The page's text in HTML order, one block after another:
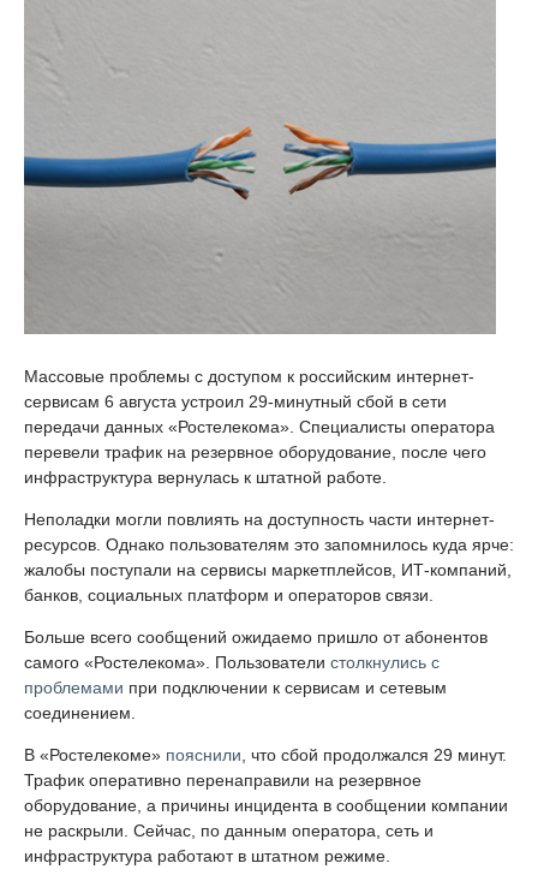
Массовые проблемы с доступом к российским интернет-
сервисам 6 августа устроил 29-минутный сбой в сети
передачи данных «Ростелекома». Специалисты оператора
перевели трафик на резервное оборудование, после чего
инфраструктура вернулась к штатной работе.
Неполадки могли повлиять на доступность части интернет-
ресурсов. Однако пользователям это запомнилось куда ярче:
жалобы поступали на сервисы маркетплейсов, ИТ-компаний,
банков, социальных платформ и операторов связи.
Больше всего сообщений ожидаемо пришло от абонентов
самого «Ростелекома». Пользователи столкнулись с
проблемами при подключении к сервисам и сетевым
соединением.
В «Ростелекоме» пояснили, что сбой продолжался 29 минут.
Трафик оперативно перенаправили на резервное
оборудование, а причины инцидента в сообщении компании
не раскрыли. Сейчас, по данным оператора, сеть и
инфраструктура работают в штатном режиме.